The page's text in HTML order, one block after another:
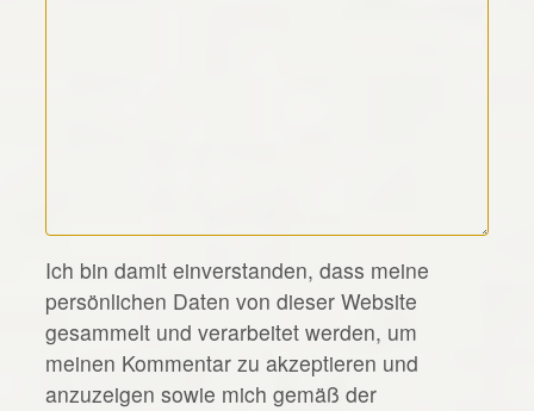
*
Ich bin damit einverstanden, dass meine
persönlichen Daten von dieser Website
gesammelt und verarbeitet werden, um
meinen Kommentar zu akzeptieren und
anzuzeigen sowie mich gemäß der